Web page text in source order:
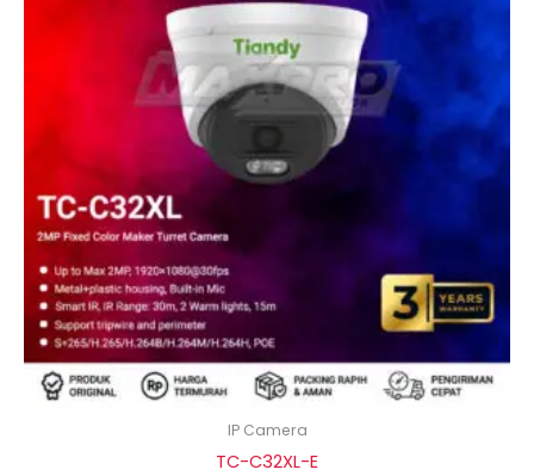
IP Camera
TC-C32XL-E